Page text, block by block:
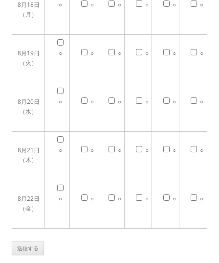
8月18日
（月）
○ ○ ○ ○ ○ ○
8月19日
（火）
○ ○ ○ ○ ○ ○
8月20日
（水）
○ ○ ○ ○ ○ ○
8月21日
（木）
○ ○ ○ ○ ○ ○
8月22日
（金）
○ ○ ○ ○ ○ ○